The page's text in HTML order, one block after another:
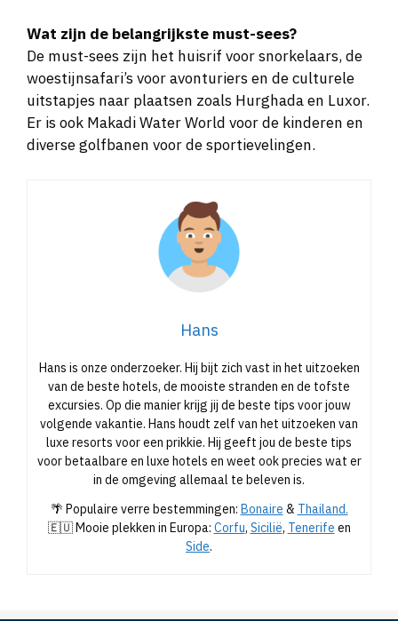
Wat zijn de belangrijkste must-sees?
De must-sees zijn het huisrif voor snorkelaars, de
woestijnsafari’s voor avonturiers en de culturele
uitstapjes naar plaatsen zoals Hurghada en Luxor.
Er is ook Makadi Water World voor de kinderen en
diverse golfbanen voor de sportievelingen.
Hans
Hans is onze onderzoeker. Hij bijt zich vast in het uitzoeken
van de beste hotels, de mooiste stranden en de tofste
excursies. Op die manier krijg jij de beste tips voor jouw
volgende vakantie. Hans houdt zelf van het uitzoeken van
luxe resorts voor een prikkie. Hij geeft jou de beste tips
voor betaalbare en luxe hotels en weet ook precies wat er
in de omgeving allemaal te beleven is.
🌴 Populaire verre bestemmingen: Bonaire & Thailand.
🇪🇺 Mooie plekken in Europa: Corfu, Sicilië, Tenerife en
Side.